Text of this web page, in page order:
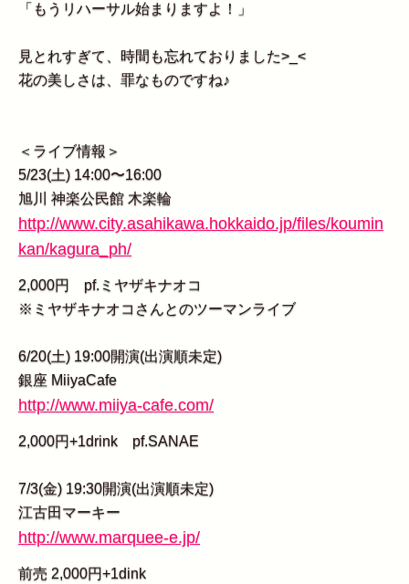
「もうリハーサル始まりますよ！」
見とれすぎて、時間も忘れておりました>_<
花の美しさは、罪なものですね♪
＜ライブ情報＞
5/23(土) 14:00〜16:00
旭川 神楽公民館 木楽輪
http://www.city.asahikawa.hokkaido.jp/files/koumin
kan/kagura_ph/
2,000円 pf.ミヤザキナオコ
※ミヤザキナオコさんとのツーマンライブ
6/20(土) 19:00開演(出演順未定)
銀座 MiiyaCafe
http://www.miiya-cafe.com/
2,000円+1drink pf.SANAE
7/3(金) 19:30開演(出演順未定)
江古田マーキー
http://www.marquee-e.jp/
前売 2,000円+1dink